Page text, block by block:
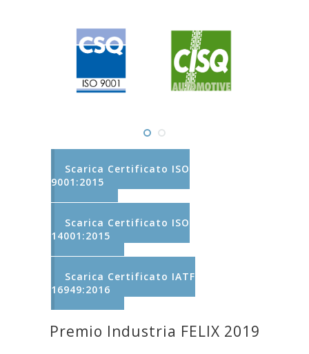
Scarica Certificato ISO
9001:2015
Scarica Certificato ISO
14001:2015
Scarica Certificato IATF
16949:2016
Premio Industria FELIX 2019